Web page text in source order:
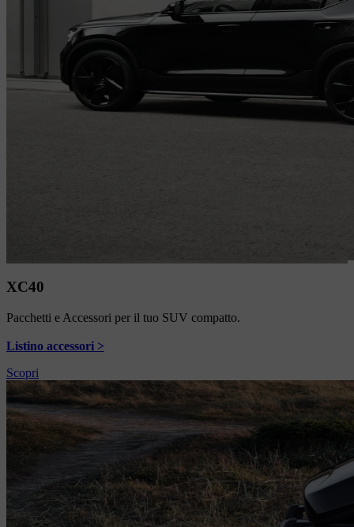
XC40
Pacchetti e Accessori per il tuo SUV compatto.
Listino accessori >
Scopri